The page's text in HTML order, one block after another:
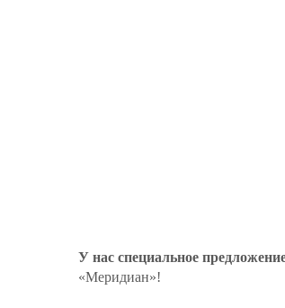
У нас специальное
«Меридиан»!